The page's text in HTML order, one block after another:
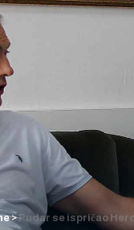
>Pudar se ispričao